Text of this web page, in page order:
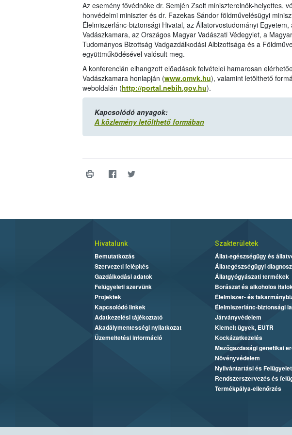
Az esemény fővédnöke dr. Semjén Zsolt miniszterelnök-helyettes,
honvédelmi miniszter és dr. Fazekas Sándor földművelésügyi
Élelmiszerlánc-biztonsági Hivatal, az Állatorvostudományi
Vadászkamara, az Országos Magyar Vadászati Védegylet, a
Tudományos Bizottság Vadgazdálkodási Albizottsága és a
együttműködésével valósult meg.
A konferencián elhangzott előadások felvételei hamarosan
Vadászkamara honlapján (www.omvk.hu), valamint letölthető
weboldalán (http://portal.nebih.gov.hu).
Kapcsolódó anyagok:
A közlemény letölthető formában
Hivatalunk
Bemutatkozás
Szervezeti felépítés
Gazdálkodási adatok
Felügyeleti szervünk
Projektek
Kapcsolódó linkek
Adatkezelési tájékoztató
Akadálymentességi nyilatkozat
Üzemeltetési információ
Szakterületek
Állat-egészségügy és
Állategészségügyi
Állatgyógyászati termékek
Borászat és alkoholos
Élelmiszer- és
Élelmiszerlánc-biztonsági
Járványvédelem
Kiemelt ügyek, EUTR
Kockázatkezelés
Mezőgazdasági genetikai
Növényvédelem
Nyilvántartási és
Rendszerszervezés és
Termékpálya-ellenőrzés